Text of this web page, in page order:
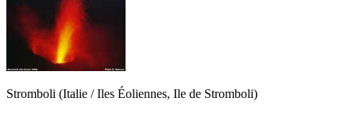
Stromboli (Italie / Iles Éoliennes, Ile de Stromboli)